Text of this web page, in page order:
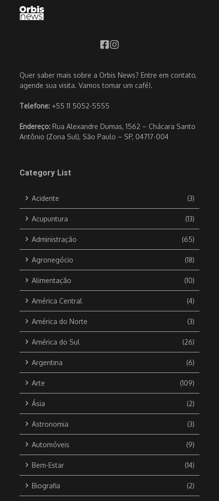
Quer saber mais sobre a Orbis News? Entre em contato,
agende sua visita. Vamos tomar um café!.
Telefone: +55 11 5052-5555
Endereço: Rua Alexandre Dumas, 1562 – Chácara Santo
Antônio (Zona Sul), São Paulo – SP, 04717-004
Category List
Acidente (3)
Acupuntura (13)
Administração (65)
Agronegócio (18)
Alimentação (10)
América Central (4)
América do Norte (3)
América do Sul (26)
Argentina (6)
Arte (109)
Ásia (2)
Astronomia (3)
Automóveis (9)
Bem-Estar (14)
Biografia (2)